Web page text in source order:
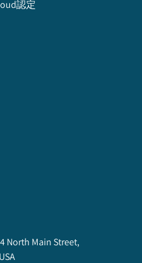
認定
North Main Street,